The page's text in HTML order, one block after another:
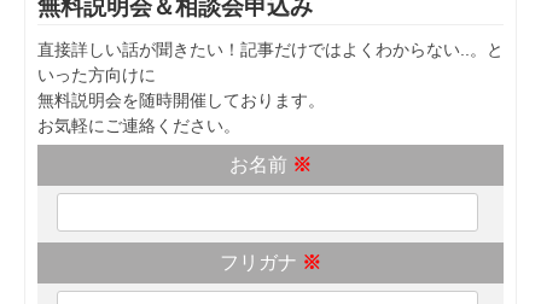
無料説明会＆相談会申込み
直接詳しい話が聞きたい！記事だけではよくわからない..。と
いった方向けに
無料説明会を随時開催しております。
お気軽にご連絡ください。
お名前 ※
フリガナ ※